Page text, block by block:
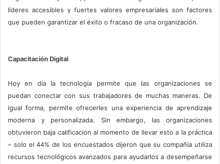
líderes accesibles y fuertes valores empresariales son factores
que pueden garantizar el éxito o fracaso de una organización.
Capacitación Digital
Hoy en día la tecnología permite que las organizaciones se
puedan conectar con sus trabajadores de muchas maneras. De
igual forma, permite ofrecerles una experiencia de aprendizaje
moderna y personalizada. Sin embargo, las organizaciones
obtuvieron baja calificación al momento de llevar esto a la práctica
– solo el 44% de los encuestados dijeron que su compañía utiliza
recursos tecnológicos avanzados para ayudarlos a desempeñarse